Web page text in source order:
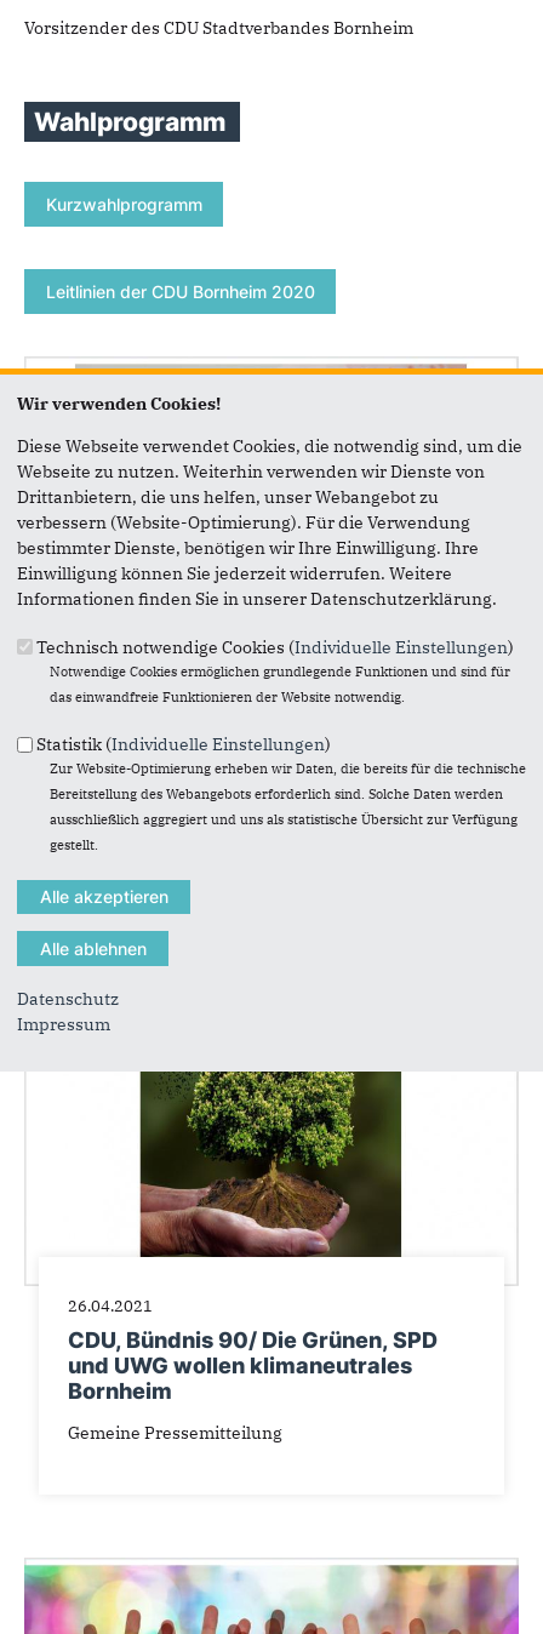
Vorsitzender des CDU Stadtverbandes Bornheim
Wahlprogramm
Kurzwahlprogramm
Leitlinien der CDU Bornheim 2020
04.05.2021
Vier Fraktionen prägen
Bornheim Verantwortung für
Bornheim - Konsens bei
zukunftsweisenden Themen
Gemeine Pressemitteilung der Fraktionen CDU,
(Reihenfolge der Fraktionen nach Größe)
26.04.2021
CDU, Bündnis 90/ Die Grünen, SPD
und UWG wollen klimaneutrales
Bornheim
Gemeine Pressemitteilung
Wir verwenden Cookies!
Diese Webseite verwendet Cookies, die notwendig sind, um die
Webseite zu nutzen. Weiterhin verwenden wir Dienste von
Drittanbietern, die uns helfen, unser Webangebot zu
verbessern (Website-Optimierung). Für die Verwendung
bestimmter Dienste, benötigen wir Ihre Einwilligung. Ihre
Einwilligung können Sie jederzeit widerrufen. Weitere
Informationen finden Sie in unserer Datenschutzerklärung.
Technisch notwendige Cookies (Individuelle Einstellungen)
Notwendige Cookies ermöglichen grundlegende Funktionen und sind für
das einwandfreie Funktionieren der Website notwendig.
Statistik (Individuelle Einstellungen)
Zur Website-Optimierung erheben wir Daten, die bereits für die technische
Bereitstellung des Webangebots erforderlich sind. Solche Daten werden
ausschließlich aggregiert und uns als statistische Übersicht zur Verfügung
gestellt.
Datenschutz
Impressum